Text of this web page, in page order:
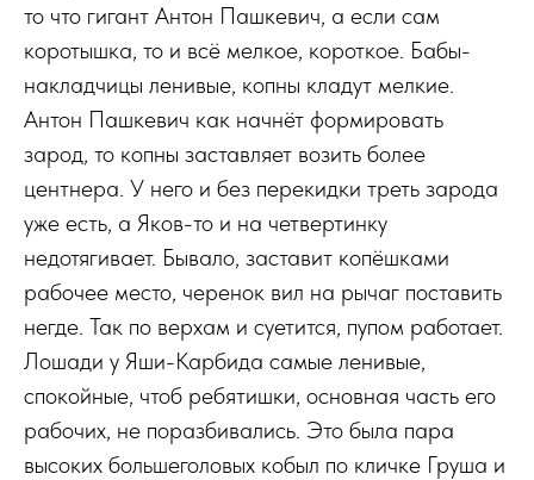
то что гигант Антон Пашкевич, а если сам
коротышка, то и всё мелкое, короткое. Бабы-
накладчицы ленивые, копны кладут мелкие.
Антон Пашкевич как начнёт формировать
зарод, то копны заставляет возить более
центнера. У него и без перекидки треть зарода
уже есть, а Яков-то и на четвертинку
недотягивает. Бывало, заставит копёшками
рабочее место, черенок вил на рычаг поставить
негде. Так по верхам и суетится, пупом работает.
Лошади у Яши-Карбида самые ленивые,
спокойные, чтоб ребятишки, основная часть его
рабочих, не поразбивались. Это была пара
высоких большеголовых кобыл по кличке Груша и